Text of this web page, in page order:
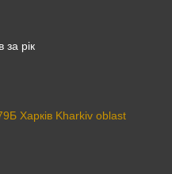
за рік
Харків Kharkiv oblast